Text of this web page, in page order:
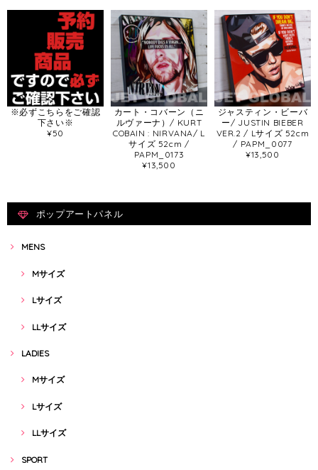
※必ずこちらをご確認
下さい※
¥50
カート・コバーン（ニ
ルヴァーナ）/ KURT
COBAIN : NIRVANA/ L
サイズ 52cm /
PAPM_0173
¥13,500
ジャスティン・ビーバ
ー/ JUSTIN BIEBER
VER.2 / Lサイズ 52cm
/ PAPM_0077
¥13,500
ポップアートパネル
MENS
Mサイズ
Lサイズ
LLサイズ
LADIES
Mサイズ
Lサイズ
LLサイズ
SPORT